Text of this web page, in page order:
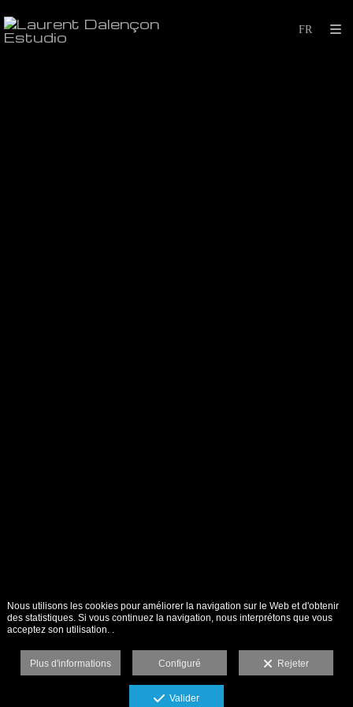
Nous utilisons les cookies pour améliorer la navigation sur le Web et d'obtenir
des statistiques. Si vous continuez la navigation, nous interprétons que vous
acceptez son utilisation. .
Plus d'informations Configuré Rejeter
Valider